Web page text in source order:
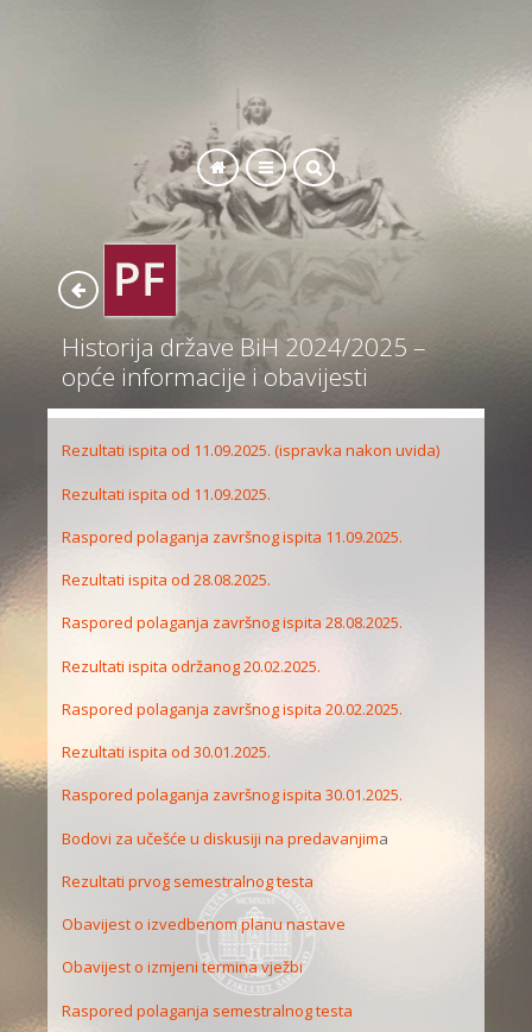
Historija države BiH 2024/2025 –
opće informacije i obavijesti
Rezultati ispita od 11.09.2025. (ispravka nakon uvida)
Rezultati ispita od 11.09.2025.
Raspored polaganja završnog ispita 11.09.2025.
Rezultati ispita od 28.08.2025.
Raspored polaganja završnog ispita 28.08.2025.
Rezultati ispita održanog 20.02.2025.
Raspored polaganja završnog ispita 20.02.2025.
Rezultati ispita od 30.01.2025.
Raspored polaganja završnog ispita 30.01.2025.
Bodovi za učešće u diskusiji na predavanjima
Rezultati prvog semestralnog testa
Obavijest o izvedbenom planu nastave
Obavijest o izmjeni termina vježbi
Raspored polaganja semestralnog testa